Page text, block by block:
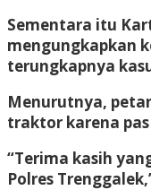
Sementara itu
mengungkapkan
terungkapnya
Menurutnya,
traktor karena
“Terima kasih
Polres